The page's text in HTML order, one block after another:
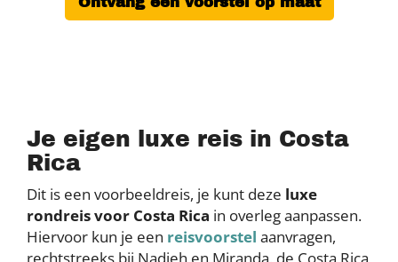
Je eigen luxe reis in Costa
Rica
Dit is een voorbeeldreis, je kunt deze luxe
rondreis voor Costa Rica in overleg aanpassen.
Hiervoor kun je een reisvoorstel aanvragen,
rechtstreeks bij Nadieh en Miranda, de Costa Rica